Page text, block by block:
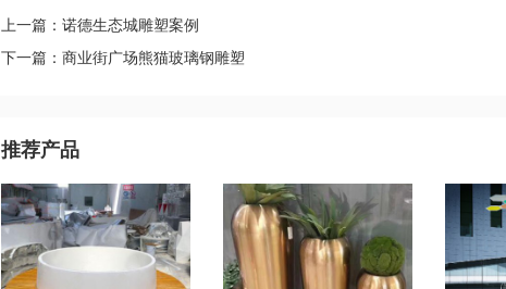
上一篇：诺德生态城雕塑案例
下一篇：商业街广场熊猫玻璃钢雕塑
推荐产品